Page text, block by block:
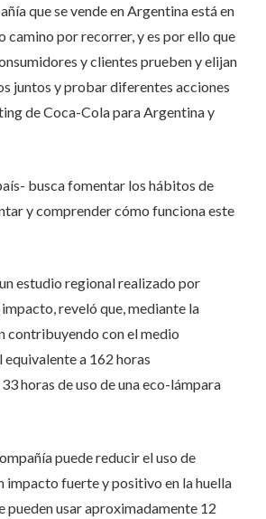
que se vende en Argentina está en
camino por recorrer, y es por ello que
y clientes prueben y elijan
juntos y probar diferentes acciones
de Coca-Cola para Argentina y
busca fomentar los hábitos de
y comprender cómo funciona este
estudio regional realizado por
reveló que, mediante la
contribuyendo con el medio
a 162 horas
horas de uso de una eco-lámpara
puede reducir el uso de
impacto fuerte y positivo en la huella
pueden usar aproximadamente 12